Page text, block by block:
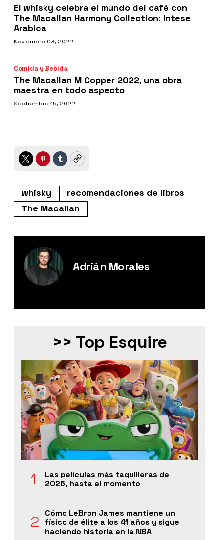
El whisky celebra el mundo del café con
The Macallan Harmony Collection: Intese
Arabica
Noviembre 03, 2022
Comida y Bebida
The Macallan M Copper 2022, una obra
maestra en todo aspecto
Septiembre 15, 2022
TwitterPinterest
TumblrCopy
whisky
recomendaciones de libros
The Macallan
Adrián Morales
>> Top Esquire
Las películas más taquilleras de
2026, hasta el momento
Cómo LeBron James mantiene un
físico de élite a los 41 años y sigue
haciendo historia en la NBA